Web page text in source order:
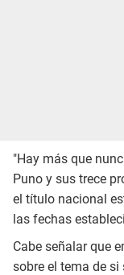
"Hay más que
Puno y sus trece
el título nacional
las fechas
Cabe señalar que
sobre el tema de